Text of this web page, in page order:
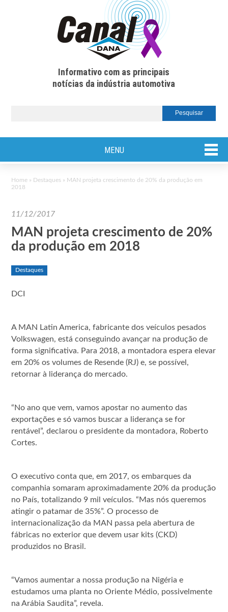
Informativo com as principais
notícias da indústria automotiva
MENU
Home » Destaques » MAN projeta crescimento de 20% da produção em
2018
11/12/2017
MAN projeta crescimento de 20%
da produção em 2018
Destaques
DCI
A MAN Latin America, fabricante dos veículos pesados
Volkswagen, está conseguindo avançar na produção de
forma significativa. Para 2018, a montadora espera elevar
em 20% os volumes de Resende (RJ) e, se possível,
retornar à liderança do mercado.
“No ano que vem, vamos apostar no aumento das
exportações e só vamos buscar a liderança se for
rentável”, declarou o presidente da montadora, Roberto
Cortes.
O executivo conta que, em 2017, os embarques da
companhia somaram aproximadamente 20% da produção
no País, totalizando 9 mil veículos. “Mas nós queremos
atingir o patamar de 35%”. O processo de
internacionalização da MAN passa pela abertura de
fábricas no exterior que devem usar kits (CKD)
produzidos no Brasil.
“Vamos aumentar a nossa produção na Nigéria e
estudamos uma planta no Oriente Médio, possivelmente
na Arábia Saudita”, revela.